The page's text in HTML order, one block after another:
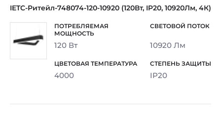
IETC-Ритейл-748074-120-10920 (120Вт, IP20, 10920Лм, 4К)
120 Вт 10920 Лм
4000 IP20